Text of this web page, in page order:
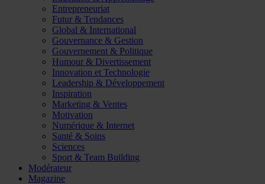
Entrepreneuriat
Futur & Tendances
Global & International
Gouvernance & Gestion
Gouvernement & Politique
Humour & Divertissement
Innovation et Technologie
Leadership & Développement
Inspiration
Marketing & Ventes
Motivation
Numérique & Internet
Santé & Soins
Sciences
Sport & Team Building
Modérateur
Magazine